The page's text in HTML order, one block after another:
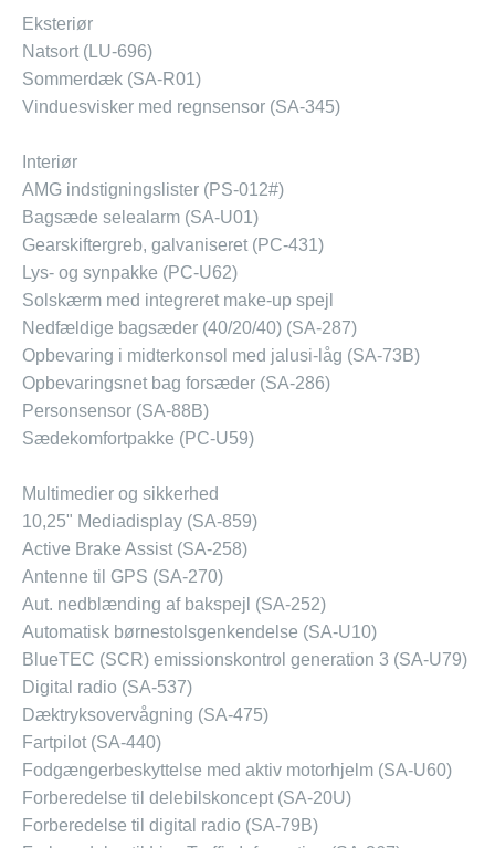
Eksteriør
Natsort (LU-696)
Sommerdæk (SA-R01)
Vinduesvisker med regnsensor (SA-345)
Interiør
AMG indstigningslister (PS-012#)
Bagsæde selealarm (SA-U01)
Gearskiftergreb, galvaniseret (PC-431)
Lys- og synpakke (PC-U62)
Solskærm med integreret make-up spejl
Nedfældige bagsæder (40/20/40) (SA-287)
Opbevaring i midterkonsol med jalusi-låg (SA-73B)
Opbevaringsnet bag forsæder (SA-286)
Personsensor (SA-88B)
Sædekomfortpakke (PC-U59)
Multimedier og sikkerhed
10,25" Mediadisplay (SA-859)
Active Brake Assist (SA-258)
Antenne til GPS (SA-270)
Aut. nedblænding af bakspejl (SA-252)
Automatisk børnestolsgenkendelse (SA-U10)
BlueTEC (SCR) emissionskontrol generation 3 (SA-U79)
Digital radio (SA-537)
Dæktryksovervågning (SA-475)
Fartpilot (SA-440)
Fodgængerbeskyttelse med aktiv motorhjelm (SA-U60)
Forberedelse til delebilskoncept (SA-20U)
Forberedelse til digital radio (SA-79B)